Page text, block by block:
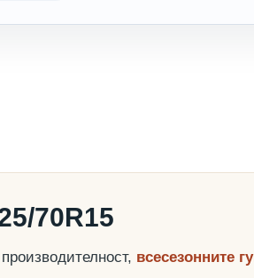
70R15
всесезонните